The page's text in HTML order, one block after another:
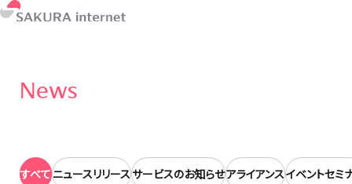
News
すべてニュースリリースサービスのお知らせアライアンスイベントセミ